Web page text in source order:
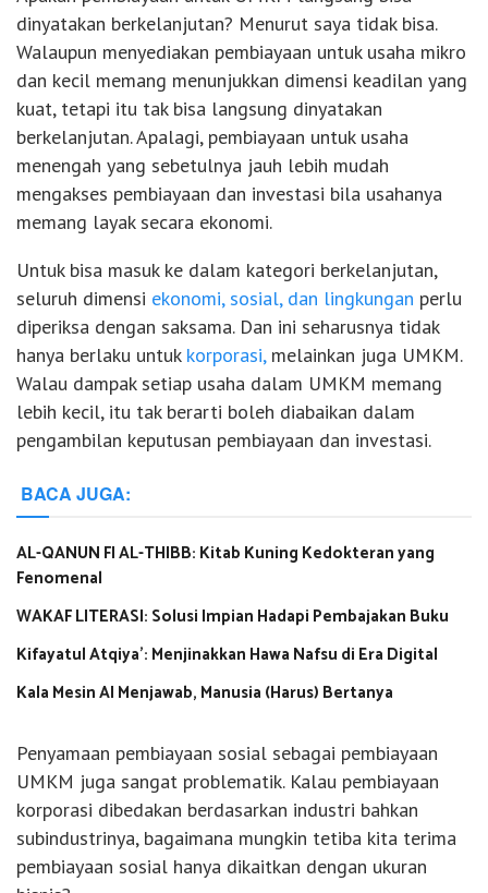
dinyatakan berkelanjutan? Menurut saya tidak bisa.
Walaupun menyediakan pembiayaan untuk usaha mikro
dan kecil memang menunjukkan dimensi keadilan yang
kuat, tetapi itu tak bisa langsung dinyatakan
berkelanjutan. Apalagi, pembiayaan untuk usaha
menengah yang sebetulnya jauh lebih mudah
mengakses pembiayaan dan investasi bila usahanya
memang layak secara ekonomi.
Untuk bisa masuk ke dalam kategori berkelanjutan,
seluruh dimensi ekonomi, sosial, dan lingkungan perlu
diperiksa dengan saksama. Dan ini seharusnya tidak
hanya berlaku untuk korporasi, melainkan juga UMKM.
Walau dampak setiap usaha dalam UMKM memang
lebih kecil, itu tak berarti boleh diabaikan dalam
pengambilan keputusan pembiayaan dan investasi.
BACA JUGA:
AL-QANUN FI AL-THIBB: Kitab Kuning Kedokteran yang
Fenomenal
WAKAF LITERASI: Solusi Impian Hadapi Pembajakan Buku
Kifayatul Atqiya’: Menjinakkan Hawa Nafsu di Era Digital
Kala Mesin AI Menjawab, Manusia (Harus) Bertanya
Penyamaan pembiayaan sosial sebagai pembiayaan
UMKM juga sangat problematik. Kalau pembiayaan
korporasi dibedakan berdasarkan industri bahkan
subindustrinya, bagaimana mungkin tetiba kita terima
pembiayaan sosial hanya dikaitkan dengan ukuran